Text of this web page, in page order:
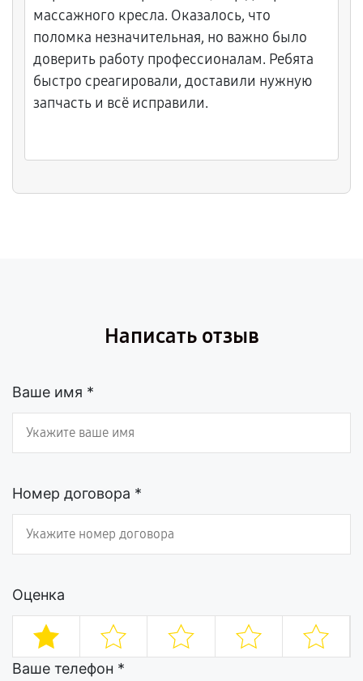
массажного кресла. Оказалось, что
поломка незначительная, но важно было
доверить работу профессионалам. Ребята
быстро среагировали, доставили нужную
запчасть и всё исправили.
Написать отзыв
Ваше имя *
Номер договора *
Оценка
Ваше телефон *